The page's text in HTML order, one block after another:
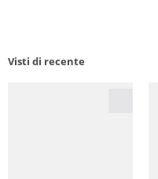
Visti di recente